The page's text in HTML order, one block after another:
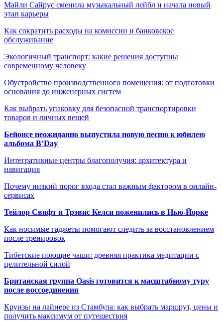
Майли Сайрус сменила музыкальный лейбл и начала новый
этап карьеры
Как сократить расходы на комиссии и банковское
обслуживание
Экологичный транспорт: какие решения доступны
современному человеку
Обустройство производственного помещения: от подготовки
основания до инженерных систем
Как выбрать упаковку для безопасной транспортировки
товаров и личных вещей
Бейонсе неожиданно выпустила новую песню к юбилею
альбома B’Day
Интегративные центры благополучия: архитектура и
навигация
Почему низкий порог входа стал важным фактором в онлайн-
сервисах
Тейлор Свифт и Трэвис Келси поженились в Нью-Йорке
Как носимые гаджеты помогают следить за восстановлением
после тренировок
Тибетские поющие чаши: древняя практика медитации с
целительной силой
Британская группа Oasis готовится к масштабному туру
после воссоединения
Круизы на лайнере из Стамбула: как выбрать маршрут, цены и
получить максимум от путешествия